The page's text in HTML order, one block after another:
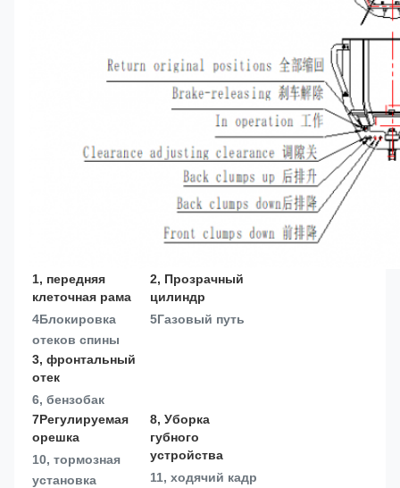
1, передняя
клеточная рама
4Блокировка
отеков спины
2, Прозрачный
цилиндр
5Газовый путь
3, фронтальный
отек
6, бензобак
7Регулируемая
орешка
10, тормозная
установка
8, Уборка
губного
устройства
11, ходячий кадр